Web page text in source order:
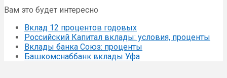
Вам это будет интересно
Вклад 12 процентов годовых
Российский Капитал вклады: условия, проценты
Вклады банка Союз: проценты
Башкомснаббанк вклады Уфа